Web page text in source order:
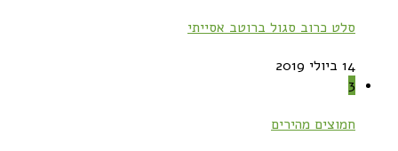
סלט כרוב סגול ברוטב אסייתי
14 ביולי 2019
3
חמוצים מהירים